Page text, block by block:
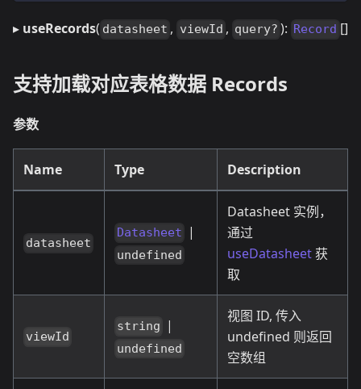
▸ useRecords( datasheet , viewId , query? ): Record []
支持加载对应表格数据 Records
参数
Name Type Description
datasheet
Datasheet |
undefined
Datasheet 实例，
通过
useDatasheet获
取
viewId
string |
undefined
视图 ID, 传入
undefined 则返回
空数组